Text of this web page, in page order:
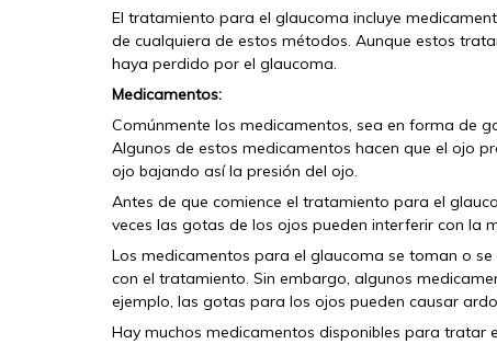
El tratamiento para el glaucoma incluye
de cualquiera de estos métodos. Aunque estos
haya perdido por el glaucoma.
Medicamentos:
Comúnmente los medicamentos, sea en forma de
Algunos de estos medicamentos hacen que el ojo
ojo bajando así la presión del ojo.
Antes de que comience el tratamiento para el
veces las gotas de los ojos pueden interferir con la
Los medicamentos para el glaucoma se toman o
con el tratamiento. Sin embargo, algunos
ejemplo, las gotas para los ojos pueden causar
Hay muchos medicamentos disponibles para tratar